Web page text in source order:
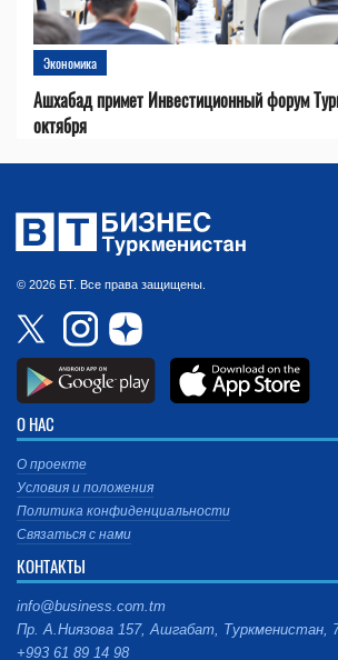
Экономика
Ашхабад примет Инвестиционный форум
октября
© 2026 БТ. Все права защищены.
О НАС
О проекте
Условия и положения
Политика конфиденциальности
Связаться с нами
КОНТАКТЫ
info@business.com.tm
Пр. А.Ниязова 157, Ашгабат, Туркменистан,
+993 61 89 14 98